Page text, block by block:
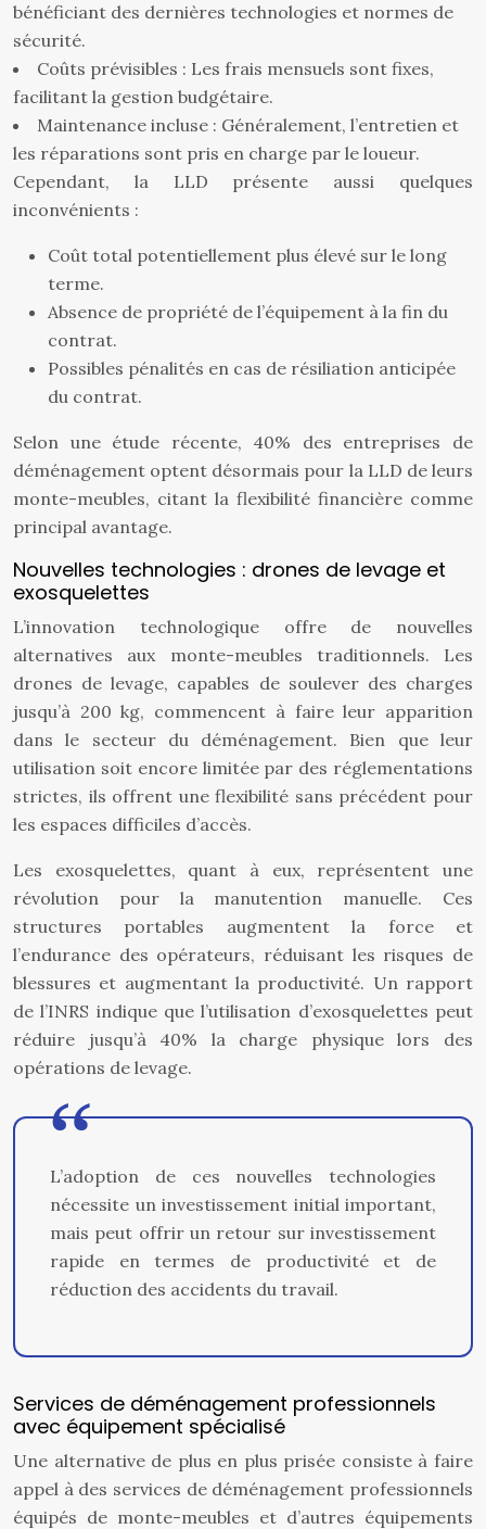
bénéficiant des dernières technologies et normes de
sécurité.
Coûts prévisibles : Les frais mensuels sont fixes,
facilitant la gestion budgétaire.
Maintenance incluse : Généralement, l’entretien et
les réparations sont pris en charge par le loueur.
Cependant, la LLD présente aussi quelques
inconvénients :
Coût total potentiellement plus élevé sur le long
terme.
Absence de propriété de l’équipement à la fin du
contrat.
Possibles pénalités en cas de résiliation anticipée
du contrat.
Selon une étude récente, 40% des entreprises de
déménagement optent désormais pour la LLD de leurs
monte-meubles, citant la flexibilité financière comme
principal avantage.
Nouvelles technologies : drones de levage et
exosquelettes
L’innovation technologique offre de nouvelles
alternatives aux monte-meubles traditionnels. Les
drones de levage, capables de soulever des charges
jusqu’à 200 kg, commencent à faire leur apparition
dans le secteur du déménagement. Bien que leur
utilisation soit encore limitée par des réglementations
strictes, ils offrent une flexibilité sans précédent pour
les espaces difficiles d’accès.
Les exosquelettes, quant à eux, représentent une
révolution pour la manutention manuelle. Ces
structures portables augmentent la force et
l’endurance des opérateurs, réduisant les risques de
blessures et augmentant la productivité. Un rapport
de l’INRS indique que l’utilisation d’exosquelettes peut
réduire jusqu’à 40% la charge physique lors des
opérations de levage.
L’adoption de ces nouvelles technologies
nécessite un investissement initial important,
mais peut offrir un retour sur investissement
rapide en termes de productivité et de
réduction des accidents du travail.
Services de déménagement professionnels
avec équipement spécialisé
Une alternative de plus en plus prisée consiste à faire
appel à des services de déménagement professionnels
équipés de monte-meubles et d’autres équipements